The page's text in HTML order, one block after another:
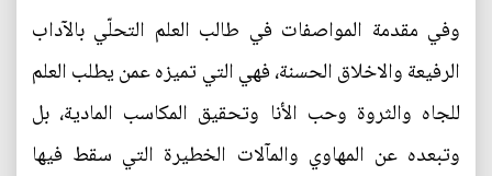
وفي مقدمة المواصفات في طالب العلم التحلّي بالآداب
الرفيعة والاخلاق الحسنة، فهي التي تميزه عمن يطلب العلم
للجاه والثروة وحب الأنا وتحقيق المكاسب المادية، بل
وتبعده عن المهاوي والمآلات الخطيرة التي سقط فيها